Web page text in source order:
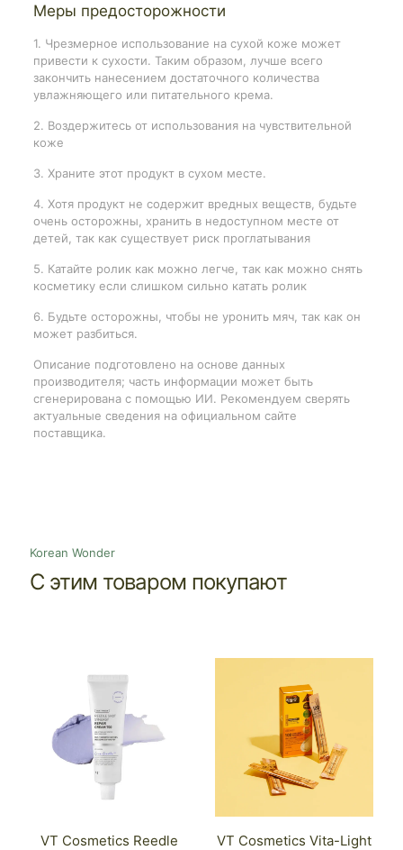
Меры предосторожности
1. Чрезмерное использование на сухой коже может
привести к сухости. Таким образом, лучше всего
закончить нанесением достаточного количества
увлажняющего или питательного крема.
2. Воздержитесь от использования на чувствительной
коже
3. Храните этот продукт в сухом месте.
4. Хотя продукт не содержит вредных веществ, будьте
очень осторожны, хранить в недоступном месте от
детей, так как существует риск проглатывания
5. Катайте ролик как можно легче, так как можно снять
косметику если слишком сильно катать ролик
6. Будьте осторожны, чтобы не уронить мяч, так как он
может разбиться.
Описание подготовлено на основе данных
производителя; часть информации может быть
сгенерирована с помощью ИИ. Рекомендуем сверять
актуальные сведения на официальном сайте
поставщика.
Korean Wonder
С этим товаром покупают
VT Cosmetics Reedle
VT Cosmetics Vita-Light